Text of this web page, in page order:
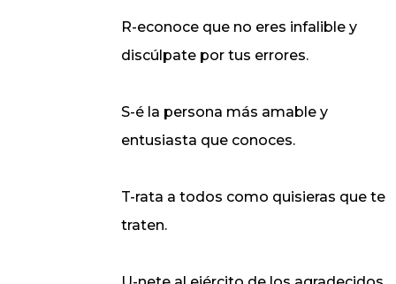
R-econoce que no eres infalible y
discúlpate por tus errores.
S-é la persona más amable y
entusiasta que conoces.
T-rata a todos como quisieras que te
traten.